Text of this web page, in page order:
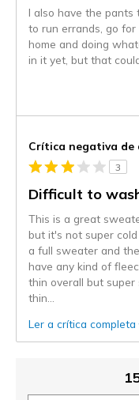
I also have the
to run errands, go
home and doing
in it yet, but that
Crítica negativa de
3
Difficult to
This is a great
but it's not super
a full sweater and
have any kind of
thin overall but
thin
Ler a crítica completa